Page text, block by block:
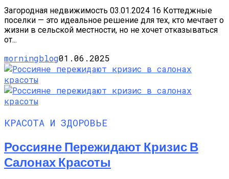
Загородная недвижимость 03.01.2024 16 Коттеджные
поселки — это идеальное решение для тех, кто мечтает о
жизни в сельской местности, но не хочет отказываться
от...
morningblog01.06.2025
КРАСОТА И ЗДОРОВЬЕ
Россияне Пережидают Кризис В
Салонах Красоты